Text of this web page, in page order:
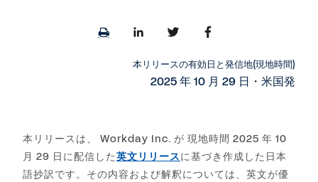
Print Share
LinkedIn
Share
Twitter
Share
Facebook
本リリースの有効日と発信地(現地時間)
2025 年 10 月 29 日・米国発
本リリースは、 Workday Inc. が 現地時間 2025 年 10
月 29 日に配信した英文リリースに基づき作成した日本
語抄訳です。その内容および解釈については、英文が優